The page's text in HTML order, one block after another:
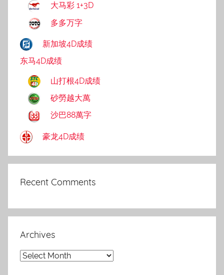
大马彩 1+3D
多多万字
新加坡4D成绩
东马4D成绩
山打根4D成绩
砂勞越大萬
沙巴88萬字
豪龙4D成绩
Recent Comments
Archives
Archives